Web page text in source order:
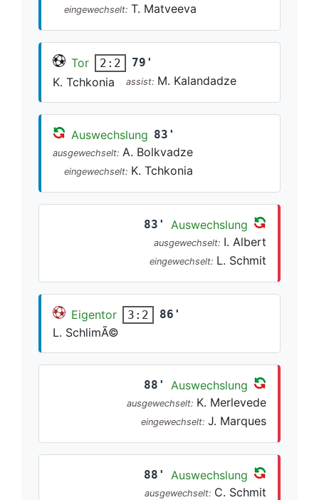
eingewechselt: T. Matveeva
Tor 2:2 79'
K. Tchkonia assist: M. Kalandadze
Auswechslung 83'
ausgewechselt: A. Bolkvadze
eingewechselt: K. Tchkonia
83' Auswechslung
ausgewechselt: I. Albert
eingewechselt: L. Schmit
Eigentor 3:2 86'
L. SchlimÃ©
88' Auswechslung
ausgewechselt: K. Merlevede
eingewechselt: J. Marques
88' Auswechslung
ausgewechselt: C. Schmit